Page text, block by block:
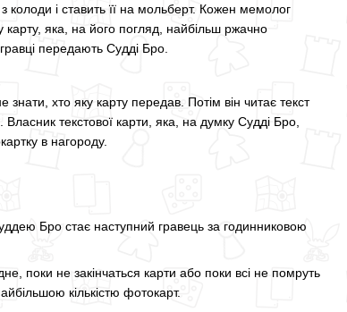
і ставить її на мольберт. Кожен мемолог
карту, яка, на його погляд, найбільш ржачно
передають Судді Бро.
хто яку карту передав. Потім він читає текст
Власник текстової карти, яка, на думку Судді Бро,
в нагороду.
Бро стає наступний гравець за годинниковою
поки не закінчаться карти або поки всі не помруть
кількістю фотокарт.